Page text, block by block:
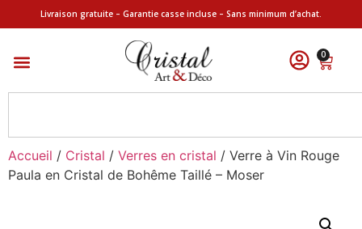
Livraison gratuite – Garantie casse incluse – Sans minimum d’achat.
0
Accueil / Cristal / Verres en cristal / Verre à Vin Rouge
Paula en Cristal de Bohême Taillé – Moser